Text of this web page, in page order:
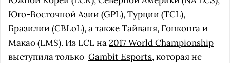
Юго-Восточной Азии (GPL), Турции (TCL),
Бразилии (CBLoL), а также Тайваня, Гонконга и
Макао (LMS). Из LCL на2017 World Championship
выступила только Gambit Esports, которая не